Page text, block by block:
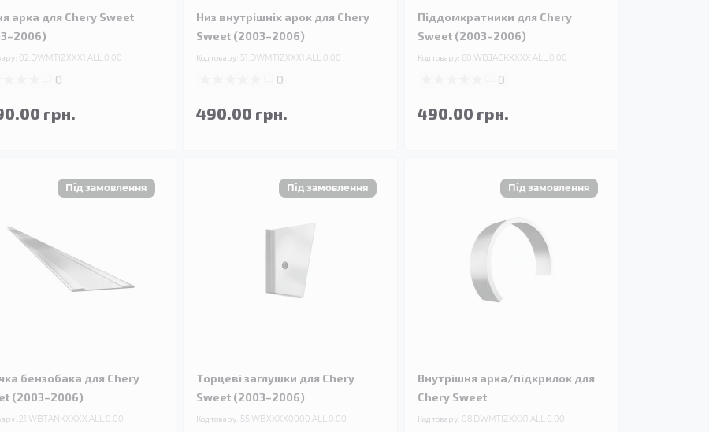
арка для Chery Sweet
02.DWMTIZXXX1.ALL.0.00
0
грн.
Низ внутрішніх арок для Chery
Sweet (2003–2006)
Код товару: 51.DWMTIZXXX1.ALL.0.00
0
490.00 грн.
Піддомкратники для Chery
Sweet (2003–2006)
Код товару: 60.WBJACKXXXX.ALL.0.00
0
490.00 грн.
бензобака для Chery
(2003–2006)
21.WBTANKXXXX.ALL.0.00
Торцеві заглушки для Chery
Sweet (2003–2006)
Код товару: 55.WBXXXX0000.ALL.0.00
Внутрішня арка/підкрилок для
Chery Sweet
Код товару: 08.DWMTIZXXX1.ALL.0.00